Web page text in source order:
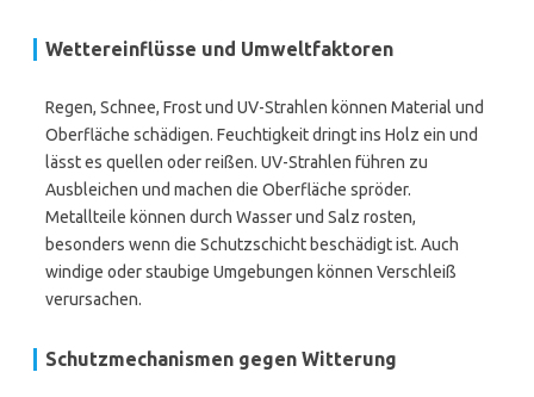
Wettereinflüsse und Umweltfaktoren
Regen, Schnee, Frost und UV-Strahlen können Material und
Oberfläche schädigen. Feuchtigkeit dringt ins Holz ein und
lässt es quellen oder reißen. UV-Strahlen führen zu
Ausbleichen und machen die Oberfläche spröder.
Metallteile können durch Wasser und Salz rosten,
besonders wenn die Schutzschicht beschädigt ist. Auch
windige oder staubige Umgebungen können Verschleiß
verursachen.
Schutzmechanismen gegen Witterung